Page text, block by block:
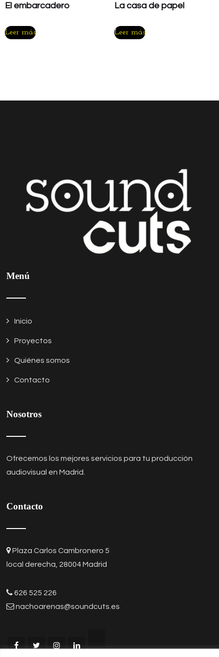
El embarcadero
Leer más
La casa de papel
Leer más
Menú
Inicio
Proyectos
Quiénes somos
Contacto
Nosotros
Ofrecemos los mejoresservicios para tu producción
audiovisual en Madrid
Contacto
Plaza Carlos Cambronero 5
local derecha, 28004 Madrid
626 525 226
nachoarenas@soundcuts.es